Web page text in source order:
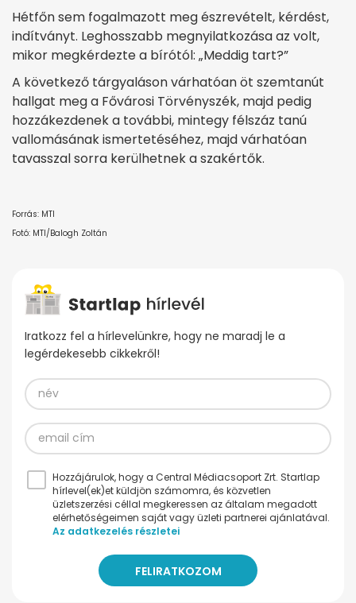
Hétfőn sem fogalmazott meg észrevételt, kérdést,
indítványt. Leghosszabb megnyilatkozása az volt,
mikor megkérdezte a bírótól: „Meddig tart?”
A következő tárgyaláson várhatóan öt szemtanút
hallgat meg a Fővárosi Törvényszék, majd pedig
hozzákezdenek a további, mintegy félszáz tanú
vallomásának ismertetéséhez, majd várhatóan
tavasszal sorra kerülhetnek a szakértők.
Forrás: MTI
Fotó: MTI/Balogh Zoltán
Iratkozz fel a hírlevelünkre, hogy ne maradj le a
legérdekesebb cikkekről!
Hozzájárulok, hogy a Central Médiacsoport Zrt. Startlap
hírlevel(ek)et küldjön számomra, és közvetlen
üzletszerzési céllal megkeressen az általam megadott
elérhetőségeimen saját vagy üzleti partnerei ajánlatával.
Az adatkezelés részletei